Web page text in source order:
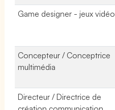
Game designer - jeux vidéo
Concepteur / Conceptrice
multimédia
Directeur / Directrice de